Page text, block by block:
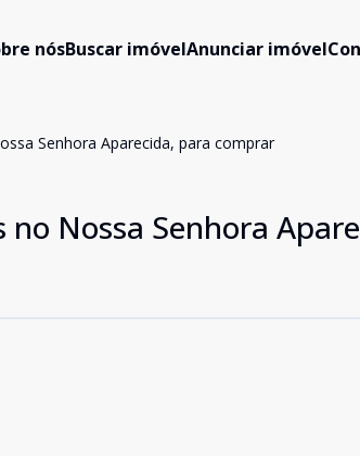
nósBuscar imóvelAnunciar imóvel
Senhora Aparecida, para comprar
Nossa Senhora